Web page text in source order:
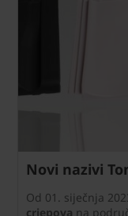
Novi nazivi
Od 01. siječnja
crjepova na